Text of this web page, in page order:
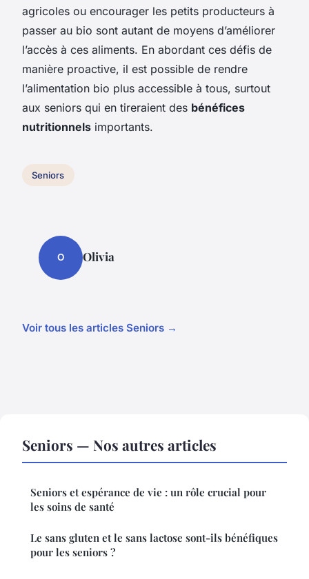
agricoles ou encourager les petits producteurs à
passer au bio sont autant de moyens d’améliorer
l’accès à ces aliments. En abordant ces défis de
manière proactive, il est possible de rendre
l’alimentation bio plus accessible à tous, surtout
aux seniors qui en tireraient des bénéfices
nutritionnels importants.
Seniors
O Olivia
Voir tous les articles Seniors →
Seniors — Nos autres articles
Seniors et espérance de vie : un rôle crucial pour
les soins de santé
Le sans gluten et le sans lactose sont-ils bénéfiques
pour les seniors ?